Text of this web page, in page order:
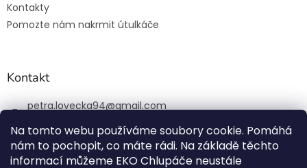
Na tomto webu používáme soubory cookie. Pomáhá
nám to pochopit, co máte rádi. Na základě těchto
informací můžeme EKO Chlupáče neustále
Kontakty
Pomozte nám nakrmit útulkáče
Kontakt
petra.lovecka94@gmail.com
+420 774 131 648
ekochlupac.cz